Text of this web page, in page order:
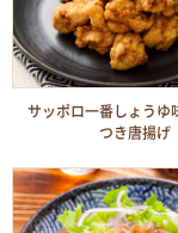
サッポロ一番しょうゆ
つき唐揚げ